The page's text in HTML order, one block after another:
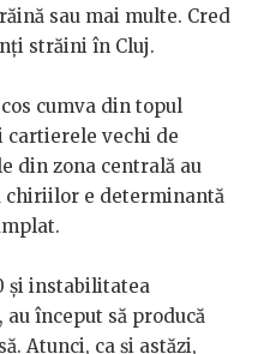
sau mai multe. Cred
străini în Cluj.
cumva din topul
vechi de
din zona centrală au
chiriilor e determinantă
și instabilitatea
început să producă
Atunci, ca și astăzi,